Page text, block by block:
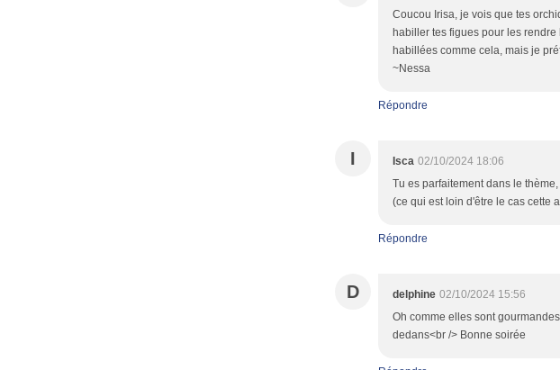
Coucou Irisa, je vois que tes
habiller tes figues pour les
habillées comme cela, mais je
~Nessa
Répondre
I Isca 02/10/2024 18:06
Tu es parfaitement dans le
(ce qui est loin d'être le cas cette
Répondre
D delphine 02/10/2024 15:56
Oh comme elles sont
dedans<br /> Bonne soirée